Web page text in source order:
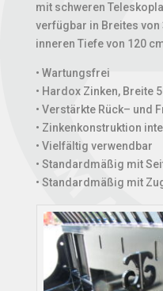
mit schweren
verfügbar in Breites
inneren Tiefe von 120
• Wartungsfrei
• Hardox Zinken, Breite
• Verstärkte Rück– und
• Zinkenkonstruktion
• Vielfältig verwendbar
• Standardmäßig mit
• Standardmäßig mit